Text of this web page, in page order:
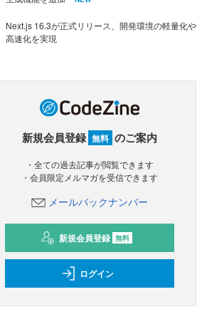
Next.js 16.3が正式リリース、開発環境の軽量化や
高速化を実現
新規会員登録 無料 のご案内
・全ての過去記事が閲覧できます
・会員限定メルマガを受信できます
メールバックナンバー
新規会員登録 無料
ログイン